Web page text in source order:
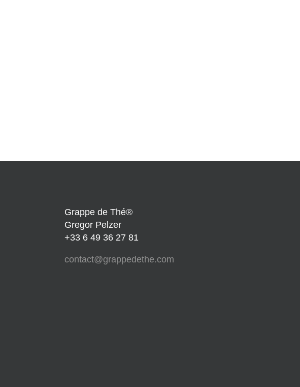
Grappe de Thé®
Gregor Pelzer
+33 6 49 36 27 81
contact@grappedethe.com